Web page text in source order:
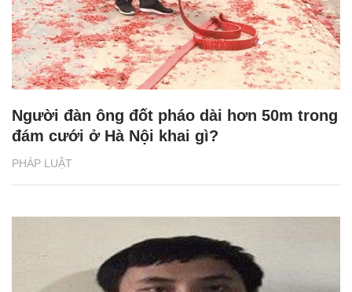
PHÁP LUẬT
Người đàn ông đốt pháo dài hơn 50m trong
đám cưới ở Hà Nội khai gì?